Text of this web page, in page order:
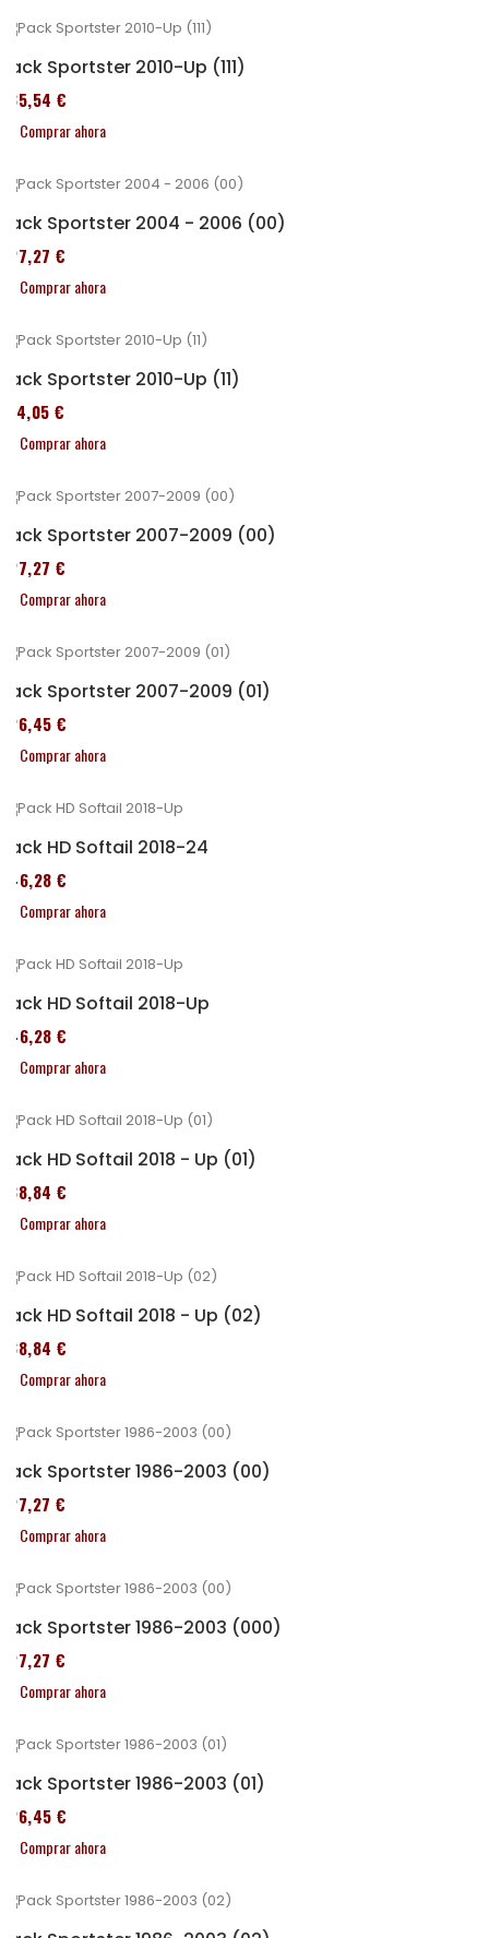
Pack Sportster 2010-Up (111)
235,54 €
Comprar ahora
Pack Sportster 2004 - 2006 (00)
227,27 €
Comprar ahora
Pack Sportster 2010-Up (11)
314,05 €
Comprar ahora
Pack Sportster 2007-2009 (00)
227,27 €
Comprar ahora
Pack Sportster 2007-2009 (01)
326,45 €
Comprar ahora
Pack HD Softail 2018-24
246,28 €
Comprar ahora
Pack HD Softail 2018-Up
246,28 €
Comprar ahora
Pack HD Softail 2018 - Up (01)
338,84 €
Comprar ahora
Pack HD Softail 2018 - Up (02)
338,84 €
Comprar ahora
Pack Sportster 1986-2003 (00)
227,27 €
Comprar ahora
Pack Sportster 1986-2003 (000)
227,27 €
Comprar ahora
Pack Sportster 1986-2003 (01)
326,45 €
Comprar ahora